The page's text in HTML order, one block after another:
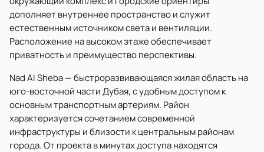
дополняет внутреннее пространство и служит
естественным источником света и вентиляции.
Расположение на высоком этаже обеспечивает
приватность и преимущество перспективы.
Nad Al Sheba — быстроразвивающаяся жилая область на
юго-восточной части Дубая, с удобным доступом к
основным транспортным артериям. Район
характеризуется сочетанием современной
инфраструктуры и близости к центральным районам
города. От проекта в минутах доступа находятся